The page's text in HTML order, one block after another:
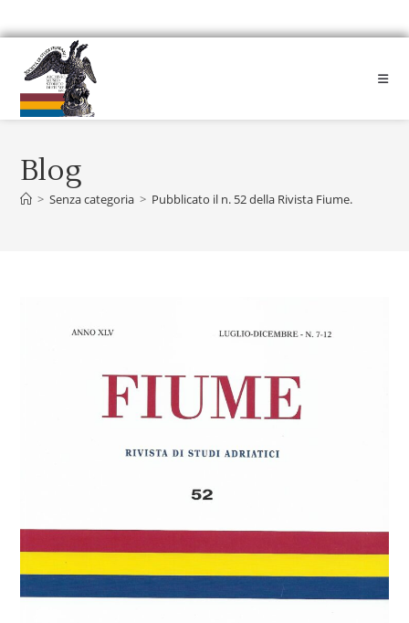
Blog
> Senza categoria > Pubblicato il n. 52 della Rivista Fiume.